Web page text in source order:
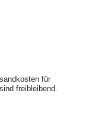
für
freibleibend.